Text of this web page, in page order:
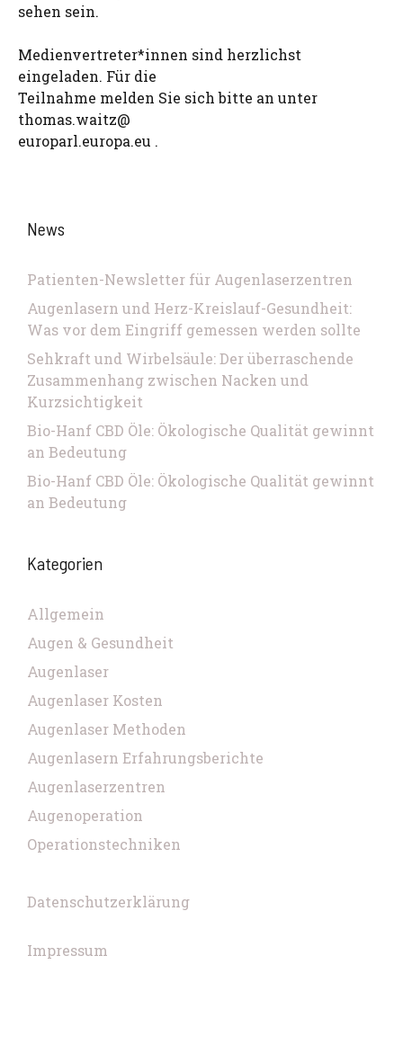
sehen sein.
Medienvertreter*innen sind herzlichst
eingeladen. Für die
Teilnahme melden Sie sich bitte an unter
thomas.waitz@
europarl.europa.eu .
News
Patienten-Newsletter für Augenlaserzentren
Augenlasern und Herz-Kreislauf-Gesundheit:
Was vor dem Eingriff gemessen werden sollte
Sehkraft und Wirbelsäule: Der überraschende
Zusammenhang zwischen Nacken und
Kurzsichtigkeit
Bio-Hanf CBD Öle: Ökologische Qualität gewinnt
an Bedeutung
Bio-Hanf CBD Öle: Ökologische Qualität gewinnt
an Bedeutung
Kategorien
Allgemein
Augen & Gesundheit
Augenlaser
Augenlaser Kosten
Augenlaser Methoden
Augenlasern Erfahrungsberichte
Augenlaserzentren
Augenoperation
Operationstechniken
Datenschutzerklärung
Impressum